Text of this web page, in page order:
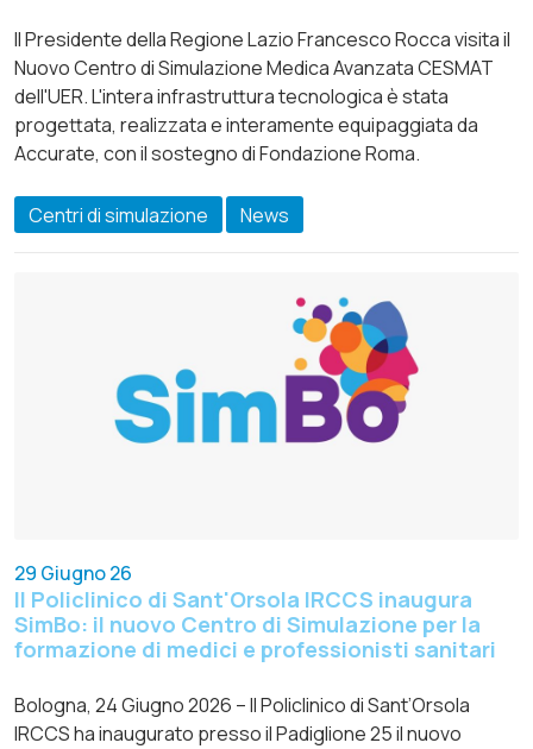
Il Presidente della Regione Lazio Francesco Rocca visita il
Nuovo Centro di Simulazione Medica Avanzata CESMAT
dell'UER. L'intera infrastruttura tecnologica è stata
progettata, realizzata e interamente equipaggiata da
Accurate, con il sostegno di Fondazione Roma.
Centri di simulazione News
29 Giugno 26
Il Policlinico di Sant'Orsola IRCCS inaugura
SimBo: il nuovo Centro di Simulazione per la
formazione di medici e professionisti sanitari
Bologna, 24 Giugno 2026 – Il Policlinico di Sant’Orsola
IRCCS ha inaugurato presso il Padiglione 25 il nuovo